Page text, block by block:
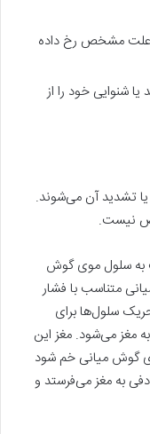
علت مشخص رخ داده
شنوایی خود را از
یا تشدید آن می‌شوند.
نیست.
به سلول موی گوش
متناسب با فشار
سلول‌ها برای
مغز می‌شود. مغز این
گوش میانی خم شود
به مغز می‌فرستد و